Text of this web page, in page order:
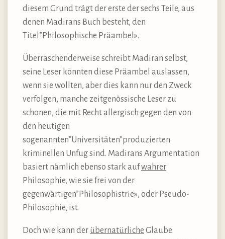
diesem Grund trägt der erste der sechs Teile, aus
denen Madirans Buch besteht, den
Titel”Philosophische Präambel».
Überraschenderweise schreibt Madiran selbst,
seine Leser könnten diese Präambel auslassen,
wenn sie wollten, aber dies kann nur den Zweck
verfolgen, manche zeitgenössische Leser zu
schonen, die mit Recht allergisch gegen den von
den heutigen
sogenannten”Universitäten”produzierten
kriminellen Unfug sind. Madirans Argumentation
basiert nämlich ebenso stark aufwahrer
Philosophie, wie sie frei von der
gegenwärtigen”Philosophistrie», oder Pseudo-
Philosophie, ist.
Doch wie kann der übernatürliche Glaube